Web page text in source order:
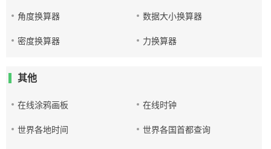
角度换算器 数据大小换算器
密度换算器 力换算器
其他
在线涂鸦画板 在线时钟
世界各地时间 世界各国首都查询